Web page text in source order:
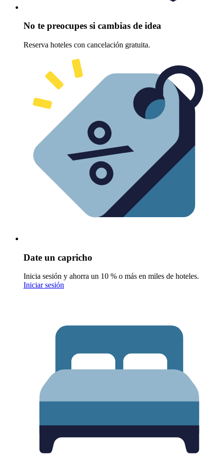
No te preocupes si cambias de idea
Reserva hoteles con cancelación gratuita.
Date un capricho
Inicia sesión y ahorra un 10 % o más en miles de hoteles.
Iniciar sesión